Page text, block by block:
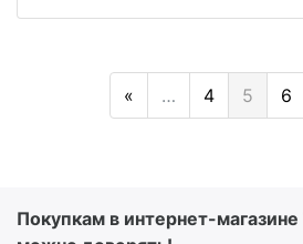
« … 4 5 6
Покупкам в интернет-